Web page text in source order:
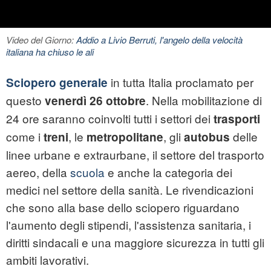
Video del Giorno:Addio a Livio Berruti, l'angelo della velocità
italiana ha chiuso le ali
Sciopero generale in tutta Italia proclamato per
questo venerdì 26 ottobre. Nella mobilitazione di
24 ore saranno coinvolti tutti i settori dei trasporti
come i treni, le metropolitane, gli autobus delle
linee urbane e extraurbane, il settore del trasporto
aereo, della scuola e anche la categoria dei
medici nel settore della sanità. Le rivendicazioni
che sono alla base dello sciopero riguardano
l'aumento degli stipendi, l'assistenza sanitaria, i
diritti sindacali e una maggiore sicurezza in tutti gli
ambiti lavorativi.